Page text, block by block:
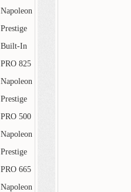
Napoleon
Prestige
Built-In
PRO 825
Napoleon
Prestige
PRO 500
Napoleon
Prestige
PRO 665
Napoleon